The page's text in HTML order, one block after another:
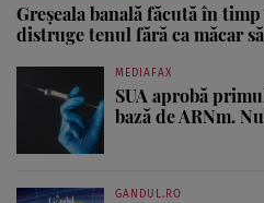
Greșeala banală făcută în
distruge tenul fără ca măcar
MEDIAFAX
SUA aprobă
bază de ARNm.
GANDUL.RO